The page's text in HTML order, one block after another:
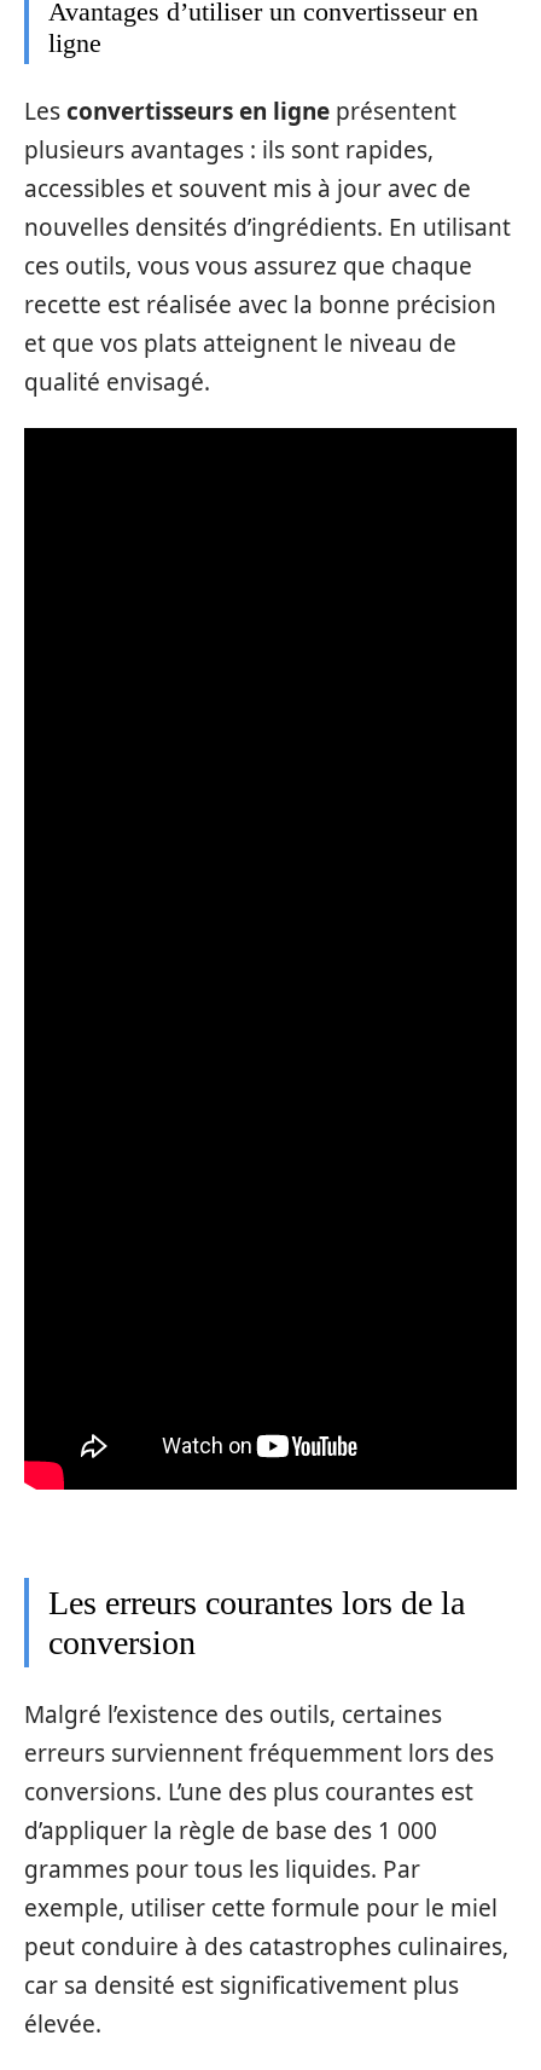
Avantages d’utiliser un convertisseur en
ligne
Lesconvertisseurs en ligne présentent
plusieurs avantages : ils sont rapides,
accessibles et souvent mis à jour avec de
nouvelles densités d’ingrédients. En utilisant
ces outils, vous vous assurez que chaque
recette est réalisée avec la bonne précision
et que vos plats atteignent le niveau de
qualité envisagé.
Les erreurs courantes lors de la
conversion
Malgré l’existence des outils, certaines
erreurs surviennent fréquemment lors des
conversions. L’une des plus courantes est
d’appliquer la règle de base des 1 000
grammes pour tous les liquides. Par
exemple, utiliser cette formule pour le miel
peut conduire à des catastrophes culinaires,
car sa densité est significativement plus
élevée.